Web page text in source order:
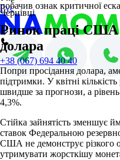
Рус
Чернівці
+38 (067) 694 40 40
побачив ознак критичної
Ринок праці США
долара
Попри просідання долара,
підтримки. У квітні
швидше за прогнози, а
4,3%.
Стійка зайнятість зменшує
ставок Федеральною
США не демонструє
утримувати жорсткішу